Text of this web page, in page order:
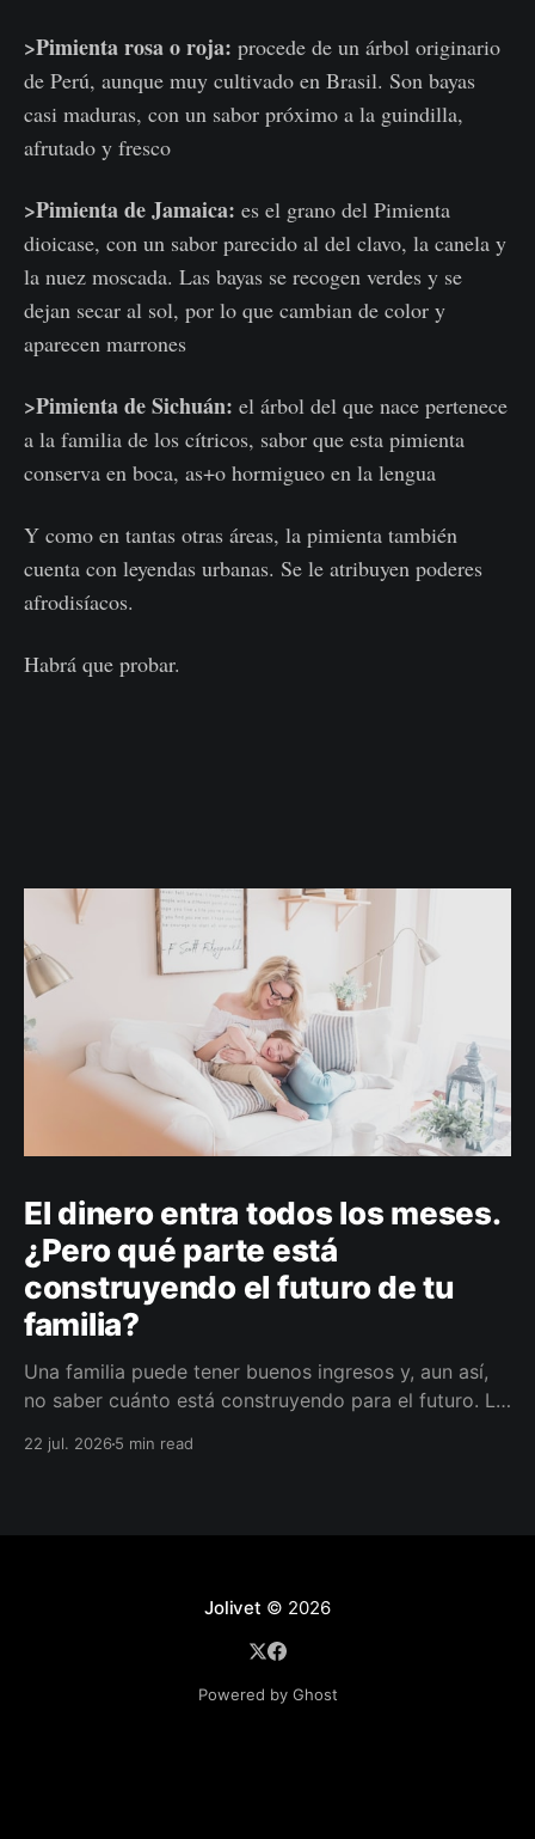
>Pimienta rosa o roja: procede de un árbol originario
de Perú, aunque muy cultivado en Brasil. Son bayas
casi maduras, con un sabor próximo a la guindilla,
afrutado y fresco
>Pimienta de Jamaica: es el grano del Pimienta
dioicase, con un sabor parecido al del clavo, la canela y
la nuez moscada. Las bayas se recogen verdes y se
dejan secar al sol, por lo que cambian de color y
aparecen marrones
>Pimienta de Sichuán: el árbol del que nace pertenece
a la familia de los cítricos, sabor que esta pimienta
conserva en boca, as+o hormigueo en la lengua
Y como en tantas otras áreas, la pimienta también
cuenta con leyendas urbanas. Se le atribuyen poderes
afrodisíacos.
Habrá que probar.
El dinero entra todos los meses.
¿Pero qué parte está
construyendo el futuro de tu
familia?
Una familia puede tener buenos ingresos y, aun así,
no saber cuánto está construyendo para el futuro. La
darle a cada parte del ingreso un propósito, un plazo
22 jul. 20265 min read
Jolivet © 2026
Powered by Ghost